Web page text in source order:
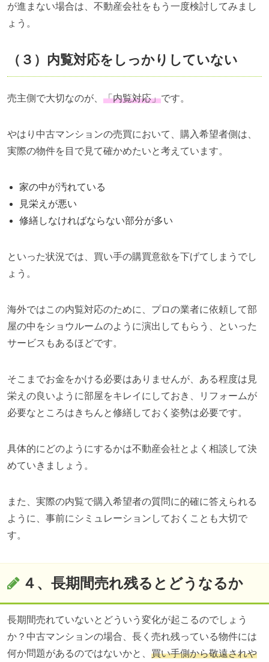
が進まない場合は、不動産会社をもう一度検討してみまし
ょう。
（３）内覧対応をしっかりしていない
売主側 で大切なのが、 「内覧対応」です。
やはり中古マンションの売買において、購入希望者側は、
実際の物件を目で見て確かめたいと考えています。
家の中が汚れている
見栄えが悪い
修繕しなければならない部分が多い
といった状況では、買い手の購買意欲を下げてしまうでし
ょう。
海外ではこの内覧対応のために、プロの業者に依頼して部
屋の中をショウルームのように演出してもらう、といった
サービスもあるほどです。
そこまでお金をかける必要はありませんが、ある程度は見
栄えの良いように部屋をキレイにしておき、リフォームが
必要なところはきちんと修繕しておく姿勢は必要です。
具体的にどのようにするかは不動産会社とよく相談して決
めていきましょう。
また、実際の内覧で購入希望者の質問に的確に答えられる
ように、事前にシミュレーションしておくことも大切で
す。
４、長期間売れ残るとどうなるか
長期間売れていないとどういう変化が起こるのでしょう
か？中古マンションの場合、長く売れ残っている物件には
何か問題があるのではないかと、 買い手側から敬遠されや